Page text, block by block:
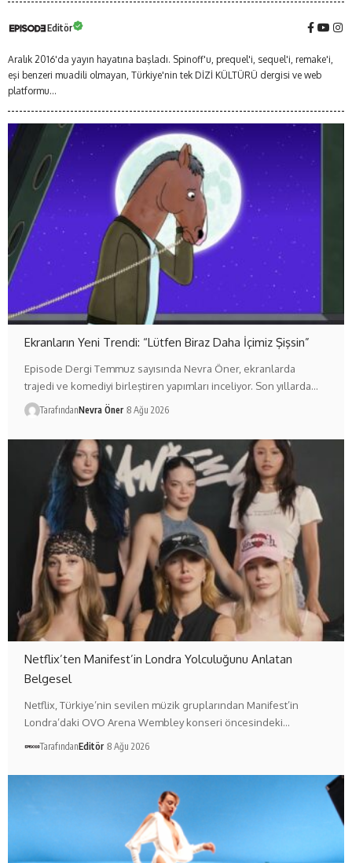
Editör
Aralık 2016'da yayın hayatına başladı. Spinoff'u, prequel'i, sequel'i, remake'i,
eşi benzeri muadili olmayan, Türkiye'nin tek DİZİ KÜLTÜRÜ dergisi ve web
platformu...
Ekranların Yeni Trendi: “Lütfen Biraz Daha İçimiz Şişsin”
Episode Dergi Temmuz sayısında Nevra Öner, ekranlarda
trajedi ve komediyi birleştiren yapımları inceliyor. Son yıllarda…
TarafındanNevra Öner 8 Ağu 2026
Netflix’ten Manifest’in Londra Yolculuğunu Anlatan
Belgesel
Netflix, Türkiye’nin sevilen müzik gruplarından Manifest’in
Londra’daki OVO Arena Wembley konseri öncesindeki…
TarafındanEditör 8 Ağu 2026